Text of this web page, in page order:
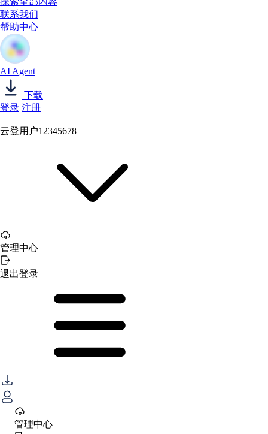
联系我们
帮助中心
AI Agent
下载
登录 注册
云登用户12345678
管理中心
退出登录
管理中心